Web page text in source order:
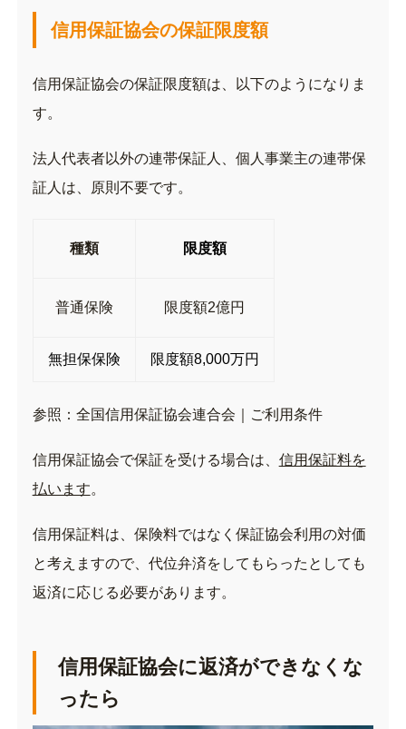
信用保証協会の保証限度額
信用保証協会の保証限度額は、以下のようになりま
す。
法人代表者以外の連帯保証人、個人事業主の連帯保
証人は、原則不要です。
種類 限度額
普通保険 限度額2億円
無担保保険 限度額8,000万円
参照： 全国信用保証協会連合会｜ご利用条件
信用保証協会で保証を受ける場合は、 信用保証料を
払います。
信用保証料は、保険料ではなく保証協会利用の対価
と考えますので、代位弁済をしてもらったとしても
返済に応じる必要があります。
信用保証協会に返済ができなくな
ったら